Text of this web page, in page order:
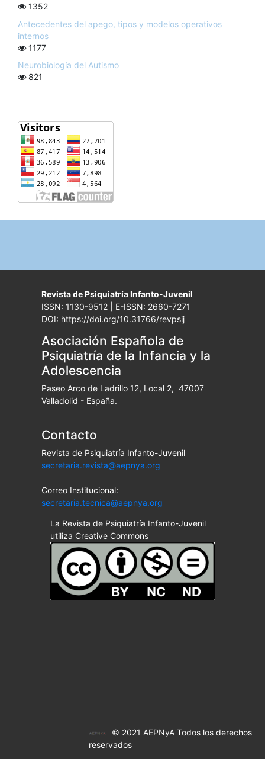
1352
Antecedentes del apego, tipos y modelos operativos
internos
1177
Neurobiología del Autismo
821
Revista de Psiquiatría Infanto-Juvenil
ISSN: 1130-9512 | E-ISSN: 2660-7271
DOI: https://doi.org/10.31766/revpsij
Asociación Española de
Psiquiatría de la Infancia y la
Adolescencia
Paseo Arco de Ladrillo 12, Local 2, 47007
Valladolid - España.
Contacto
Revista de Psiquiatría Infanto-Juvenil
secretaria.revista@aepnya.org
Correo Institucional:
secretaria.tecnica@aepnya.org
La Revista de Psiquiatría Infanto-Juvenil
utiliza Creative Commons
© 2021 AEPNyA Todos los derechos
reservados